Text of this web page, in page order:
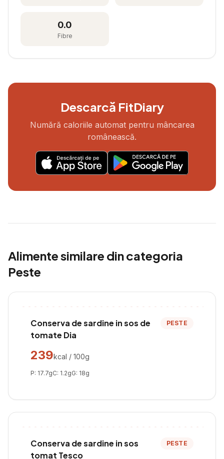
0.0
Fibre
Descarcă FitDiary
Numără caloriile automat pentru mâncarea
românească.
Alimente similare din categoria
Peste
Conserva de sardine in sos de
tomate Dia
PESTE
239kcal / 100g
P: 17.7gC: 1.2gG: 18g
Conserva de sardine in sos
tomat Tesco
PESTE